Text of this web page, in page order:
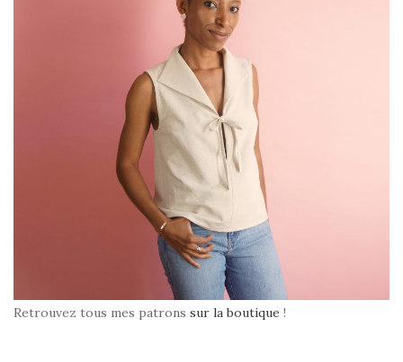
Retrouvez tous mes patrons sur la boutique !